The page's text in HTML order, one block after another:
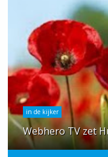
in de kijker
Webhero TV zet